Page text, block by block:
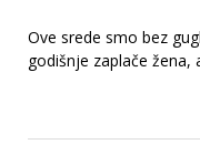
Ove srede smo bez
godišnje zaplače žena,